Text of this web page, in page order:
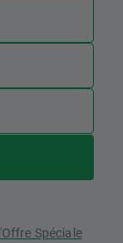
Spéciale